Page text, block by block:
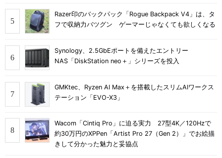
Razer印のバックパック「Rogue Backpack V4」は、タ
フで収納力バツグン ゲーマーじゃなくても欲しくなる
Synology、2.5GbEポートを備えたエントリー
NAS「DiskStation neo＋」シリーズを投入
GMKtec、Ryzen AI Max＋を搭載したスリムAIワークス
テーション「EVO-X3」
Wacom「Cintiq Pro」に迫る実力 27型4K／120Hzで
約30万円のXPPen「Artist Pro 27（Gen 2）」でお絵描
きして分かった魅力と妥協点